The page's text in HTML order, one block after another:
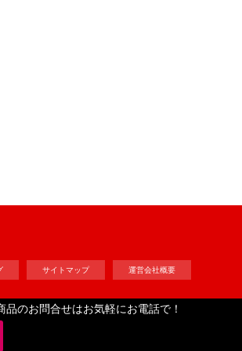
品のお問合せはお気軽にお電話で！
サイトマップ 運営会社概要